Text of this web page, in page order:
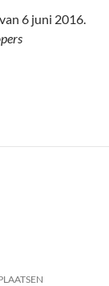
van 6 juni 2016.